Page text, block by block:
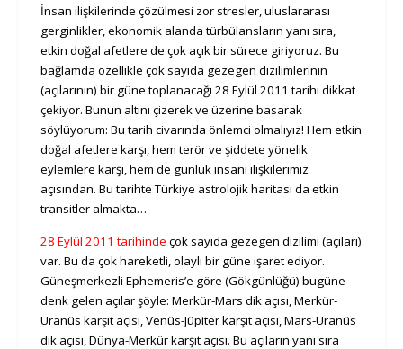
İnsan ilişkilerinde çözülmesi zor stresler, uluslararası
gerginlikler, ekonomik alanda türbülansların yanı sıra,
etkin doğal afetlere de çok açık bir sürece giriyoruz. Bu
bağlamda özellikle çok sayıda gezegen dizilimlerinin
(açılarının) bir güne toplanacağı 28 Eylül 2011 tarihi dikkat
çekiyor. Bunun altını çizerek ve üzerine basarak
söylüyorum: Bu tarih civarında önlemci olmalıyız! Hem etkin
doğal afetlere karşı, hem terör ve şiddete yönelik
eylemlere karşı, hem de günlük insani ilişkilerimiz
açısından. Bu tarihte Türkiye astrolojik haritası da etkin
transitler almakta…
28 Eylül 2011 tarihinde çok sayıda gezegen dizilimi (açıları)
var. Bu da çok hareketli, olaylı bir güne işaret ediyor.
Güneşmerkezli Ephemeris’e göre (Gökgünlüğü) bugüne
denk gelen açılar şöyle: Merkür-Mars dik açısı, Merkür-
Uranüs karşıt açısı, Venüs-Jüpiter karşıt açısı, Mars-Uranüs
dik açısı, Dünya-Merkür karşıt açısı. Bu açıların yanı sıra